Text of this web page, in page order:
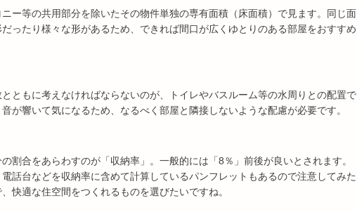
ー等の共用部分を除いたその物件単独の専有面積（床面積）で見ます。同じ面
ったり様々な形があるため、できれば間口が広くゆとりのある部屋をおすすめ
ともに考えなければならないのが、トイレやバスルーム等の水周りとの配置で
が響いて気になるため、なるべく部屋と隣接しないような配慮が必要です。
割合をあらわすのが「収納率」。一般的には「8％」前後が良いとされます。
話台などを収納率に含めて計算しているパンフレットもあるので注意してみた
快適な住空間をつくれるものを選びたいですね。